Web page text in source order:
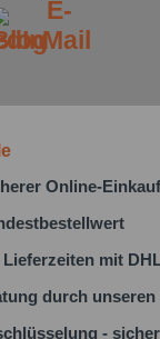
Online-Einkauf
mit
durch unseren
-